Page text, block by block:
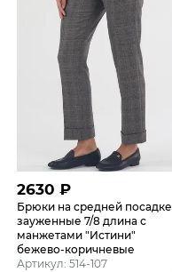
2630 ₽
Брюки на средней посадке
зауженные 7/8 длина с
манжетами "Истини"
бежево-коричневые
Артикул: 514-107